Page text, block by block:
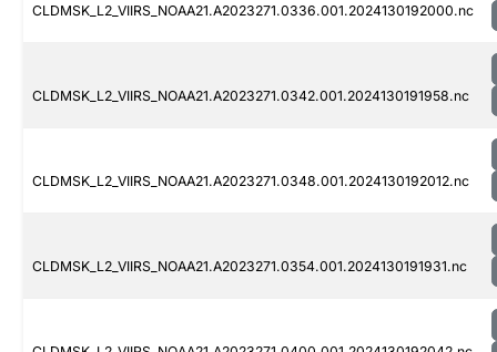
CLDMSK_L2_VIIRS_NOAA21.A2023271.0336.001.2024130192000.nc
CLDMSK_L2_VIIRS_NOAA21.A2023271.0342.001.2024130191958.nc
CLDMSK_L2_VIIRS_NOAA21.A2023271.0348.001.2024130192012.nc
CLDMSK_L2_VIIRS_NOAA21.A2023271.0354.001.2024130191931.nc